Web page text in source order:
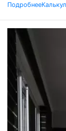
Подробнее